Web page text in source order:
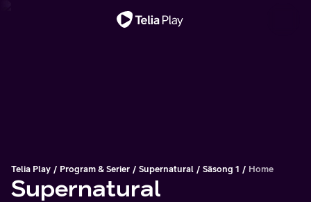
Telia Play Program & Serier Supernatural Säsong 1 Home
Supernatural